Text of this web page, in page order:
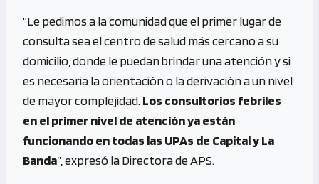
“Le pedimos a la comunidad que el primer lugar de
consulta sea el centro de salud más cercano a su
domicilio, donde le puedan brindar una atención y si
es necesaria la orientación o la derivación a un nivel
de mayor complejidad. Los consultorios febriles
en el primer nivel de atención ya están
funcionando en todas las UPAs de Capital y La
Banda”, expresó la Directora de APS.